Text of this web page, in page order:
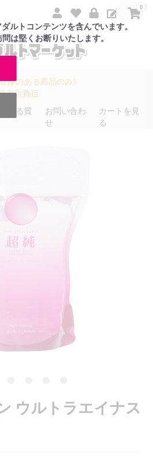
ルトコンテンツを含んでいます。
は堅くお断りいたします。
0
庫のある商品のみ)
当店負担
くある質
お問い合わ
せ
カートを見
る
ウルトラエイナス